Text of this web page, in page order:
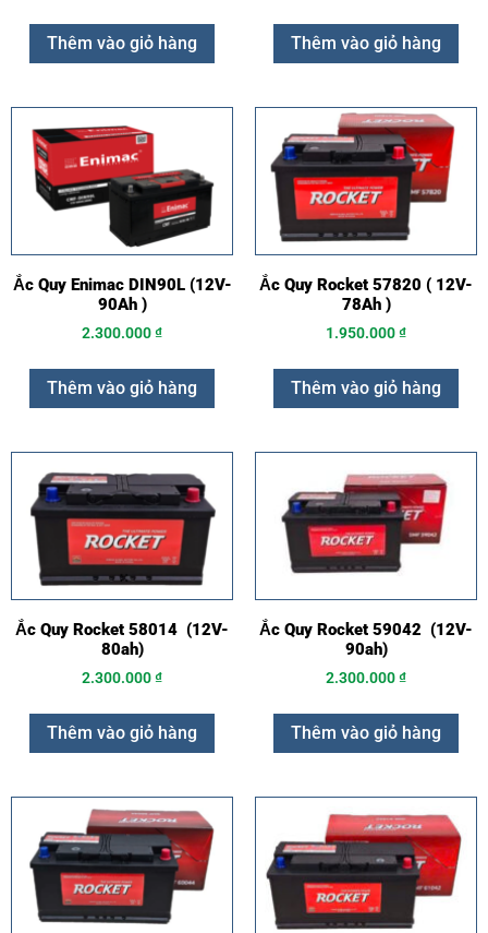
Thêm vào giỏ hàng Thêm vào giỏ hàng
Ắc Quy Enimac DIN90L (12V-
90Ah )
2.300.000₫
Thêm vào giỏ hàng
Ắc Quy Rocket 57820 ( 12V-
78Ah )
1.950.000₫
Thêm vào giỏ hàng
Ắc Quy Rocket 58014 (12V-
80ah)
2.300.000₫
Thêm vào giỏ hàng
Ắc Quy Rocket 59042 (12V-
90ah)
2.300.000₫
Thêm vào giỏ hàng